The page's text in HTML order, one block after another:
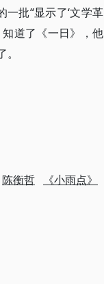
批“显示了‘文学革
道了《一日》，他
陈衡哲 《小雨点》